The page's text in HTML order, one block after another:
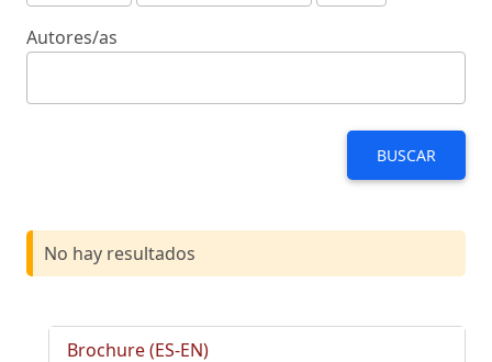
Autores/as
BUSCAR
No hay resultados
Brochure (ES-EN)